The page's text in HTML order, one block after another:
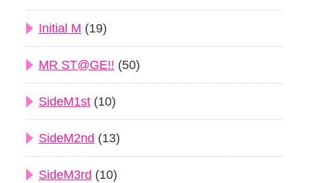
Initial M (19)
MR ST@GE!! (50)
SideM1st (10)
SideM2nd (13)
SideM3rd (10)